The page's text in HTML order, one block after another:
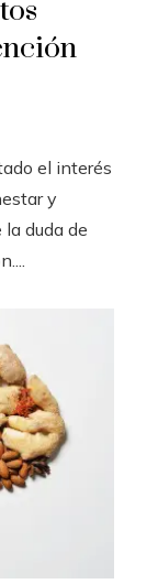
el interés
y
duda de